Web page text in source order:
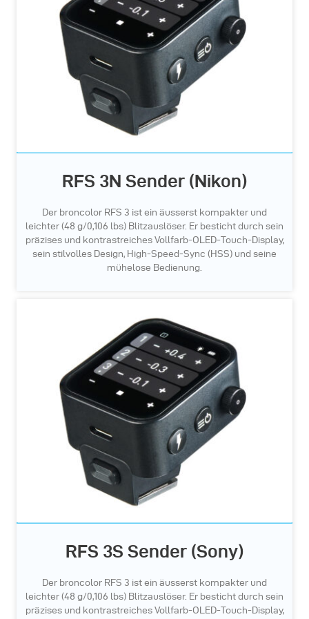
RFS 3N Sender (Nikon)
Der broncolor RFS 3 ist ein äusserst kompakter und
leichter (48 g/0,106 lbs) Blitzauslöser. Er besticht durch sein
präzises und kontrastreiches Vollfarb-OLED-Touch-Display,
sein stilvolles Design, High-Speed-Sync (HSS) und seine
mühelose Bedienung.
RFS 3S Sender (Sony)
Der broncolor RFS 3 ist ein äusserst kompakter und
leichter (48 g/0,106 lbs) Blitzauslöser. Er besticht durch sein
präzises und kontrastreiches Vollfarb-OLED-Touch-Display,